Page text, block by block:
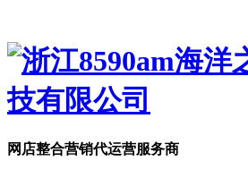
网店整合营销代运营服务商